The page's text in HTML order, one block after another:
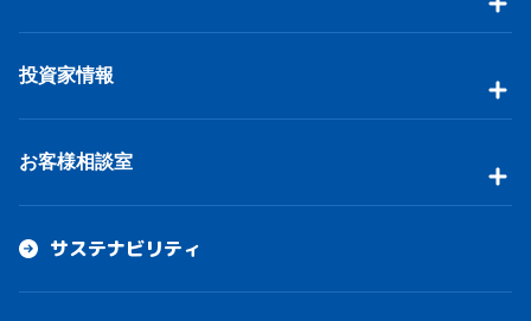
投資家情報
お客様相談室
サステナビリティ